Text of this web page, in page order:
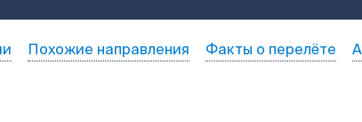
Похожие направления Факты о перелёте